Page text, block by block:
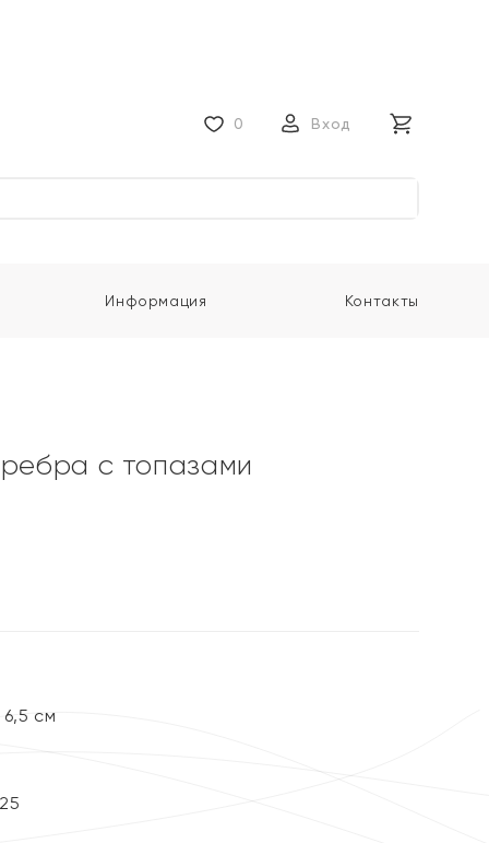
0 Вход
Информация Контакты
с топазами
см